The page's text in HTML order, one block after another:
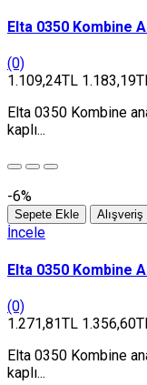
Elta 0350 Kombine
(0)
1.109,24TL
Elta 0350 Kombine
kaplı...
-6%
Sepete Ekle
İncele
Elta 0350 Kombine
(0)
1.271,81TL
Elta 0350 Kombine
kaplı...